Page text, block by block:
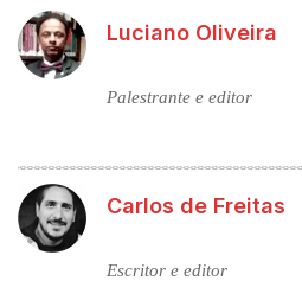
Luciano Oliveira
Palestrante e editor
Carlos de Freitas
Escritor e editor